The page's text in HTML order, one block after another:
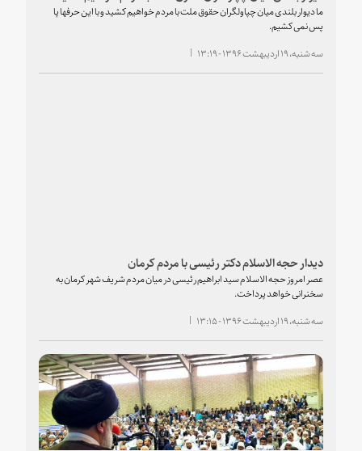
ما دیوار بلندی میان چپاولگران حقوق ملت با مردم خواهیم کشید و با این حرفها پا
پس نمی کشیم.
سه شنبه، ۱۹ اردیبهشت ۱۳۹۶ - ۱۳:۱۹
دیدار حجه الاسلام دکتر رئیسی با مردم کرمان
عصر امروز حجه الاسلام سید ابراهیم رئیسی در میان مردم شریف شهر کرمان به
سخنرانی خواهد پرداخت.
سه شنبه، ۱۹ اردیبهشت ۱۳۹۶ - ۱۳:۱۵